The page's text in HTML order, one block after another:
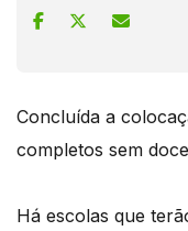
Concluída a
completos sem
Há escolas que